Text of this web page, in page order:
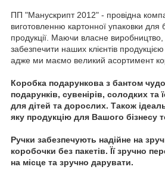
ПП "Манускрипт 2012" - провідна
виготовленню картонної упаковки для
продукції. Маючи власне
забезпечити наших клієнтів
адже ми маємо великий асортимент
Коробка подарункова з бантом
подарунків, сувенірів, солодких та
для дітей та дорослих. Також
яку продукцію для Вашого бізнесу
Ручки забезпечують надійне на
коробочки без пакетів. Її зручно
на місце та зручно дарувати.